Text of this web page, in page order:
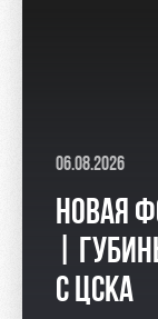
06.08.2026
НОВАЯ
|
С ЦСКА